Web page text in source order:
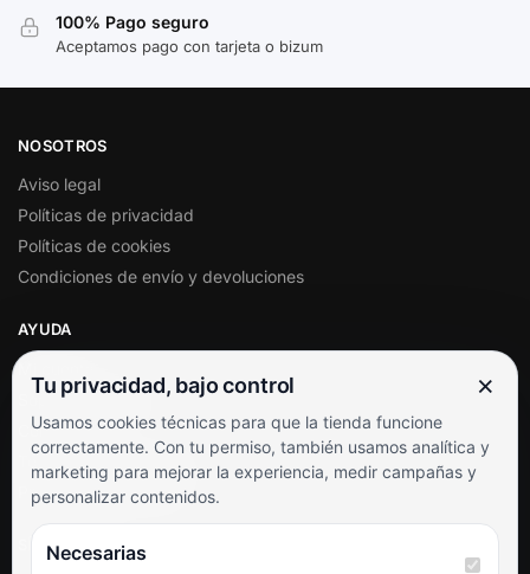
100% Pago seguro
Aceptamos pago con tarjeta o bizum
NOSOTROS
Aviso legal
Políticas de privacidad
Políticas de cookies
Condiciones de envío y devoluciones
AYUDA
Soporte al cliente
Contacto
Términos y condiciones
Preguntas frecuentes
SÍGUENOS
Tu privacidad, bajo control ×
Usamos cookies técnicas para que la tienda funcione
correctamente. Con tu permiso, también usamos analítica y
marketing para mejorar la experiencia, medir campañas y
personalizar contenidos.
Necesarias